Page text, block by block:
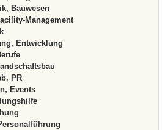
Bauwesen
Management
Entwicklung
PR
Events